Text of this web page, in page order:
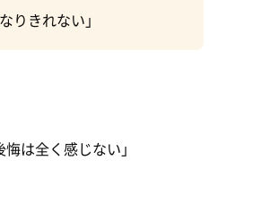
りきれない」
は全く感じない」